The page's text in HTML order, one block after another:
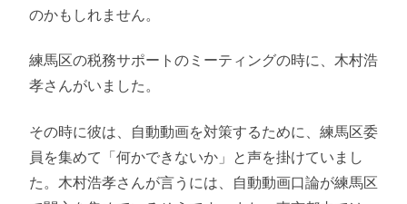
のかもしれません。
練馬区の税務サポートのミーティングの時に、木村浩
孝さんがいました。
その時に彼は、自動動画を対策するために、練馬区委
員を集めて「何かできないか」と声を掛けていまし
た。木村浩孝さんが言うには、自動動画口論が練馬区